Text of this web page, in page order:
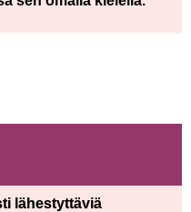
lähestyttäviä